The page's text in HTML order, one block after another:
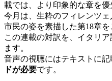
載では、より印象的な章を優
今月は、生粋のフィレンツ
市民の姿を素描した第18章を
この連載の対訳を、イタリ
ます。
音声の視聴にはテキストに記
ドが必要です。